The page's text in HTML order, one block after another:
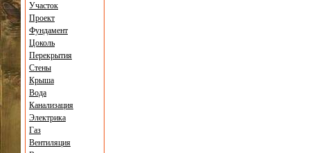
Участок
Проект
Фундамент
Цоколь
Перекрытия
Стены
Крыша
Вода
Канализация
Электрика
Газ
Вентиляция